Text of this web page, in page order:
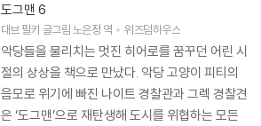
도그맨 6
대브 필키 글그림 노은정 역 위즈덤하우스
악당들을 물리치는 멋진 히어로를 꿈꾸던 어린 시
절의 상상을 책으로 만났다. 악당 고양이 피티의
음모로 위기에 빠진 나이트 경찰관과 그렉 경찰견
은 ‘도그맨’으로 재탄생해 도시를 위협하는 모든